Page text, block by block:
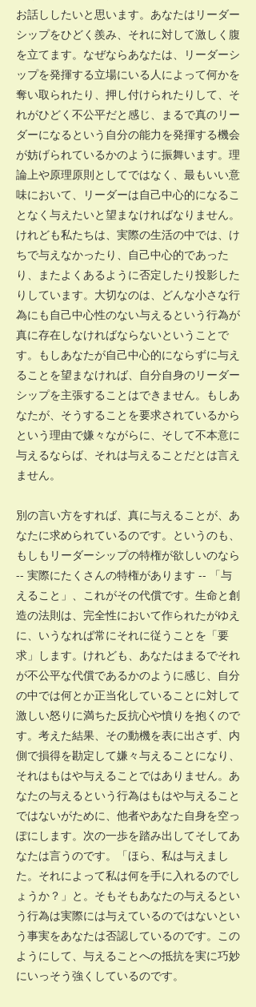
お話ししたいと思います。あなたはリーダー
シップをひどく羨み、それに対して激しく腹
を立てます。なぜならあなたは、リーダーシ
ップを発揮する立場にいる人によって何かを
奪い取られたり、押し付けられたりして、そ
れがひどく不公平だと感じ、まるで真のリー
ダーになるという自分の能力を発揮する機会
が妨げられているかのように振舞います。理
論上や原理原則としてではなく、最もいい意
味において、リーダーは自己中心的になるこ
となく与えたいと望まなければなりません。
けれども私たちは、実際の生活の中では、け
ちで与えなかったり、自己中心的であった
り、またよくあるように否定したり投影した
りしています。大切なのは、どんな小さな行
為にも自己中心性のない与えるという行為が
真に存在しなければならないということで
す。もしあなたが自己中心的にならずに与え
ることを望まなければ、自分自身のリーダー
シップを主張することはできません。もしあ
なたが、そうすることを要求されているから
という理由で嫌々ながらに、そして不本意に
与えるならば、それは与えることだとは言え
ません。
別の言い方をすれば、真に与えることが、あ
なたに求められているのです。というのも、
もしもリーダーシップの特権が欲しいのなら
-- 実際にたくさんの特権があります -- 「与
えること」、これがその代償です。生命と創
造の法則は、完全性において作られたがゆえ
に、いうなれば常にそれに従うことを「要
求」します。けれども、あなたはまるでそれ
が不公平な代償であるかのように感じ、自分
の中では何とか正当化していることに対して
激しい怒りに満ちた反抗心や憤りを抱くので
す。考えた結果、その動機を表に出さず、内
側で損得を勘定して嫌々与えることになり、
それはもはや与えることではありません。あ
なたの与えるという行為はもはや与えること
ではないがために、他者やあなた自身を空っ
ぽにします。次の一歩を踏み出してそしてあ
なたは言うのです。「ほら、私は与えまし
た。それによって私は何を手に入れるのでし
ょうか？」と。そもそもあなたの与えるとい
う行為は実際には与えているのではないとい
う事実をあなたは否認しているのです。この
ようにして、与えることへの抵抗を実に巧妙
にいっそう強くしているのです。